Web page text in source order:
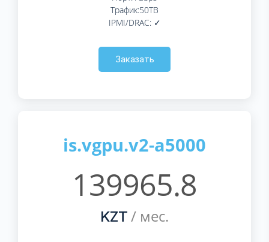
Трафик:50TB
IPMI/DRAC: ✓
Заказать
is.vgpu.v2-a5000
139965.8
KZT / мес.